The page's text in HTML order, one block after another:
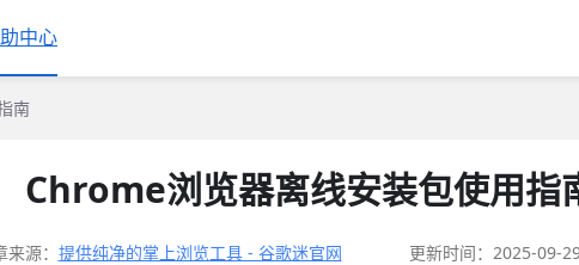
中心
南
Chrome浏览器离线安装包使用指
源： 提供纯净的掌上浏览工具 - 谷歌迷官网 更新时间：2025-09-